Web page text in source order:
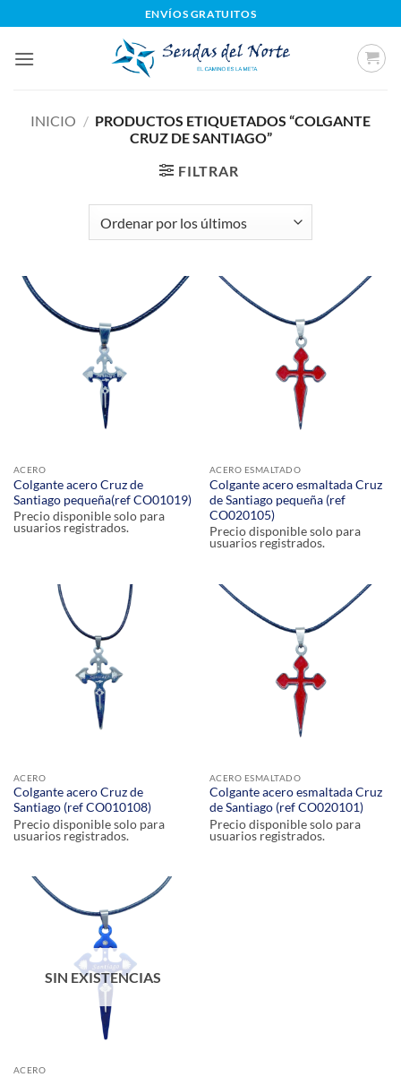
al
contenido
ENVÍOS GRATUITOS
INICIO / PRODUCTOS ETIQUETADOS “COLGANTE
CRUZ DE SANTIAGO”
FILTRAR
ACERO
Colgante acero Cruz de
Santiago pequeña(ref CO01019)
Precio disponible solo para
usuarios registrados.
ACERO ESMALTADO
Colgante acero esmaltada Cruz
de Santiago pequeña (ref
CO020105)
Precio disponible solo para
usuarios registrados.
ACERO
Colgante acero Cruz de
Santiago (ref CO010108)
Precio disponible solo para
usuarios registrados.
ACERO ESMALTADO
Colgante acero esmaltada Cruz
de Santiago (ref CO020101)
Precio disponible solo para
usuarios registrados.
SIN EXISTENCIAS
ACERO